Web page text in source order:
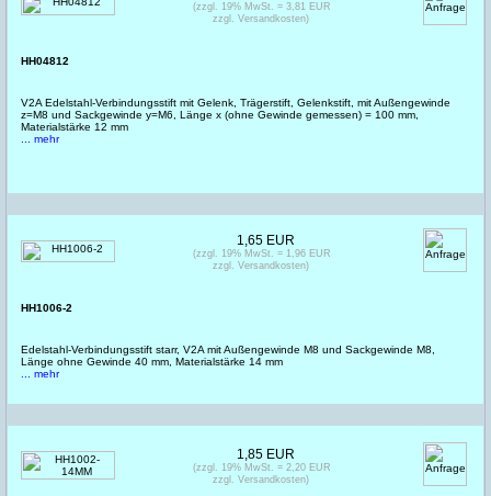
HH04812
V2A Edelstahl-Verbindungsstift mit Gelenk, Trägerstift, Gelenkstift, mit Außengewinde
z=M8 und Sackgewinde y=M6, Länge x (ohne Gewinde gemessen) = 100 mm,
Materialstärke 12 mm
... mehr
(zzgl. 19% MwSt. = 3,81 EUR
zzgl. Versandkosten)
HH1006-2
Edelstahl-Verbindungsstift starr, V2A mit Außengewinde M8 und Sackgewinde M8,
Länge ohne Gewinde 40 mm, Materialstärke 14 mm
... mehr
1,65 EUR
(zzgl. 19% MwSt. = 1,96 EUR
zzgl. Versandkosten)
1,85 EUR
(zzgl. 19% MwSt. = 2,20 EUR
zzgl. Versandkosten)